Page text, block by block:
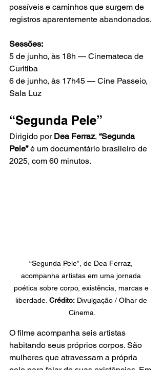
possíveis e caminhos que surgem de
registros aparentemente abandonados.
Sessões:
5 de junho, às 18h — Cinemateca de
Curitiba
6 de junho, às 17h45 — Cine Passeio,
Sala Luz
“Segunda Pele”
Dirigido por Dea Ferraz, “Segunda
Pele” é um documentário brasileiro de
2025, com 60 minutos.
“Segunda Pele”, de Dea Ferraz,
acompanha artistas em uma jornada
poética sobre corpo, existência, marcas e
liberdade. Crédito: Divulgação / Olhar de
Cinema.
O filme acompanha seis artistas
habitando seus próprios corpos. São
mulheres que atravessam a própria